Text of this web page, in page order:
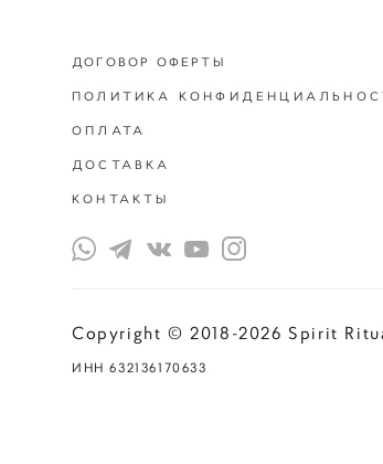
ДОГОВОР ОФЕРТЫ
ПОЛИТИКА
ОПЛАТА
ДОСТАВКА
КОНТАКТЫ
Copyright ©
ИНН 632136170633